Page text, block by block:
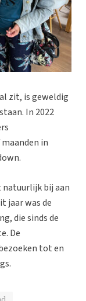
zit, is geweldig
In 2022
in
natuurlijk bij aan
jaar was de
die sinds de
De
tot en